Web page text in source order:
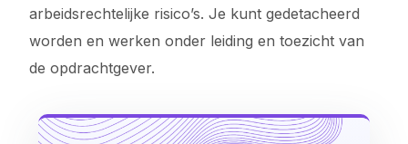
arbeidsrechtelijke risico’s. Je kunt gedetacheerd
worden en werken onder leiding en toezicht van
de opdrachtgever.